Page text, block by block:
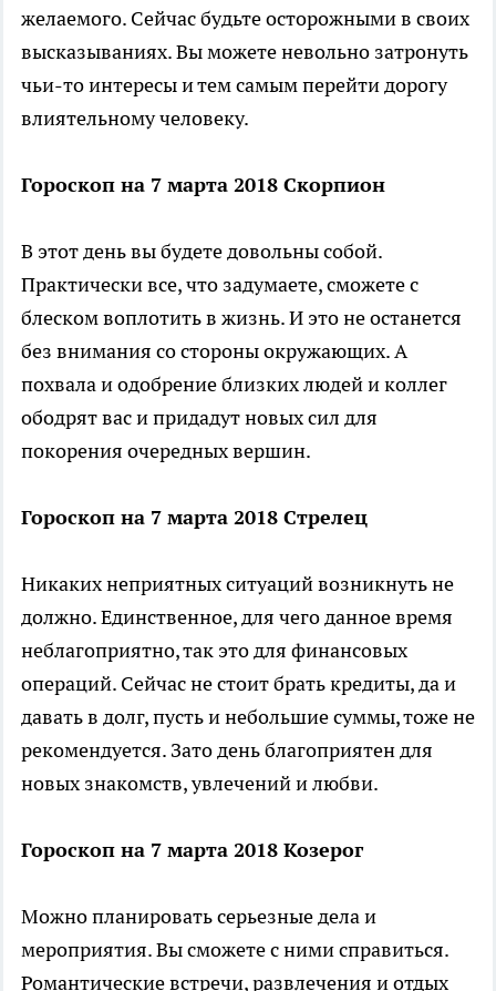
желаемого. Сейчас будьте осторожными в своих
высказываниях. Вы можете невольно затронуть
чьи-то интересы и тем самым перейти дорогу
влиятельному человеку.
Гороскоп на 7 марта 2018 Скорпион
В этот день вы будете довольны собой.
Практически все, что задумаете, сможете с
блеском воплотить в жизнь. И это не останется
без внимания со стороны окружающих. А
похвала и одобрение близких людей и коллег
ободрят вас и придадут новых сил для
покорения очередных вершин.
Гороскоп на 7 марта 2018 Стрелец
Никаких неприятных ситуаций возникнуть не
должно. Единственное, для чего данное время
неблагоприятно, так это для финансовых
операций. Сейчас не стоит брать кредиты, да и
давать в долг, пусть и небольшие суммы, тоже не
рекомендуется. Зато день благоприятен для
новых знакомств, увлечений и любви.
Гороскоп на 7 марта 2018 Козерог
Можно планировать серьезные дела и
мероприятия. Вы сможете с ними справиться.
Романтические встречи, развлечения и отдых